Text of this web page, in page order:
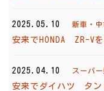
2025.05.10 新車・
安来でHONDA ZR-V
2025.04.10 スーパ
安来でダイハツ タン